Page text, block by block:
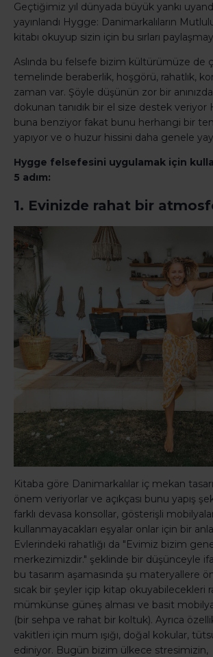
Geçtiğimiz yıl dünyada büyük yankı
yayınlandı Hygge: Danimarkalıların
kitabı okuyup sizin için bu sırları
Aslında bu felsefe bizim kültürümüze de
temelinde beraberlik, hoşgörü, rahatlık,
zaman var. Şöyle düşünün zor bir
dokunan tanıdık bir el size destek veriyor
buna benziyor fakat bunu herhangi bir
yapıyor ve o huzur hissini daha genele
Hygge felsefesini uygulamak için
5 adım:
1. Evinizde rahat bir
Kitaba göre Danimarkalılar iç mekan
önem veriyorlar ve açıkçası bunu yapış
farklı devasa konsollar, gösterişli
kullanmayacakları eşyalar onlar için bir
Evlerindeki rahatlığı da "Evimiz bizim
merkezimizdir." şeklinde bir düşünceyle
bu tasarım aşamasında şu materyallere
sıcak bir şeyler içip kitap okuyabilecekleri
mümkünse güneş alması ve basit
(bir sehpa ve rahat bir koltuk). Ayrıca
vakitleri için mum ışığı, doğal kokular,
ediniyor. Bugün bizim ülkece stresimizin,